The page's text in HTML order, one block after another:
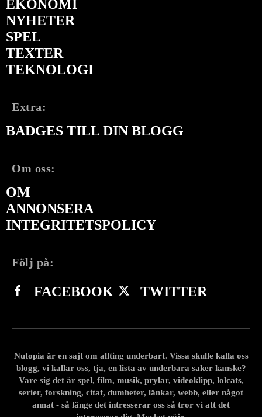
EKONOMI
NYHETER
SPEL
TEXTER
TEKNOLOGI
Extra:
BADGES TILL DIN BLOGG
Om oss:
OM
ANNONSERA
INTEGRITETSPOLICY
Följ på:
FACEBOOK TWITTER
Nutopia är en sajt om allting underbart. Vissa skulle kalla oss
blogg, vi kallar oss, tja, en lista av underbara saker kanske?
Vare sig det är spel, film, musik, prylar, videoklipp, lolcats,
serier, forskning, citat, dumheter, länkar, webb, eller något
annat - så länge det intresserar oss så tror vi att det